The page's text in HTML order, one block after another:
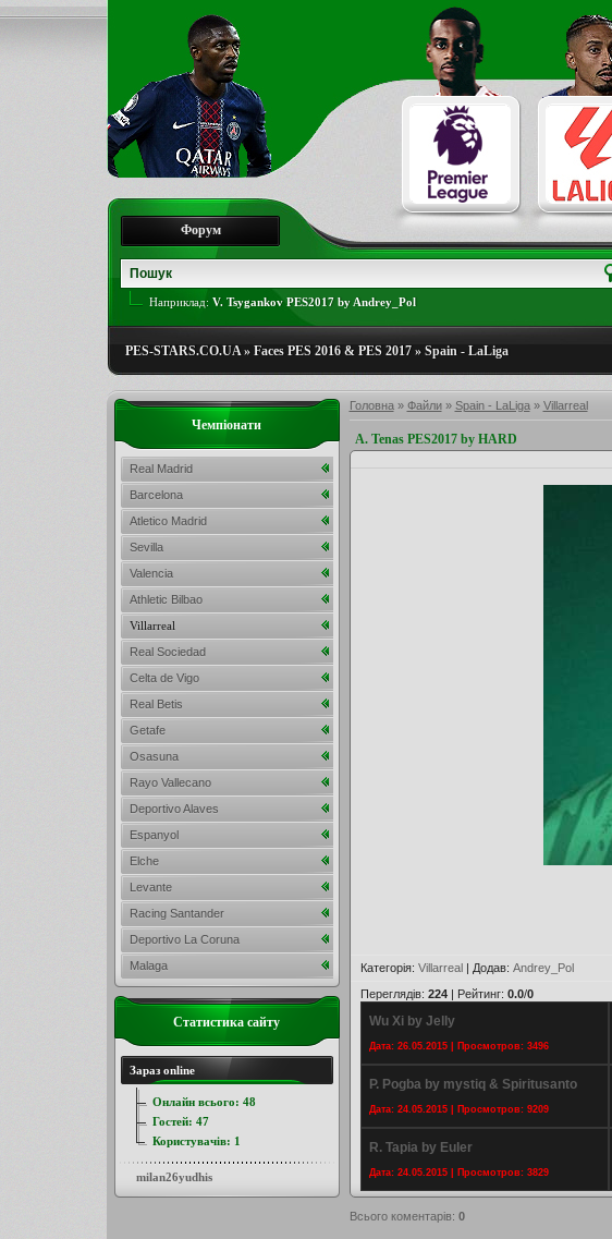
Форум
Наприклад: V. Tsygankov PES2017 by Andrey_Pol
PES-STARS.CO.UA» Faces PES 2016 & PES 2017» Spain - LaLiga
Головна» Файли» Spain - LaLiga» Villarreal
A. Tenas PES2017 by HARD
Категорія: Villarreal| Додав: Andrey_Pol
Переглядів: 224| Рейтинг: 0.0/0
Wu Xi by Jelly
Дата: 26.05.2015 | Просмотров: 3496
P. Pogba by mystiq & Spiritusanto
Дата: 24.05.2015 | Просмотров: 9209
R. Tapia by Euler
Дата: 24.05.2015 | Просмотров: 3829
Всього коментарів: 0
Чемпіонати
Real Madrid
Barcelona
Atletico Madrid
Sevilla
Valencia
Athletic Bilbao
Villarreal
Real Sociedad
Celta de Vigo
Real Betis
Getafe
Osasuna
Rayo Vallecano
Deportivo Alaves
Espanyol
Elche
Levante
Racing Santander
Deportivo La Coruna
Malaga
Статистика сайту
Зараз online
Онлайн всього: 48
Гостей: 47
Користувачів: 1
milan26yudhis